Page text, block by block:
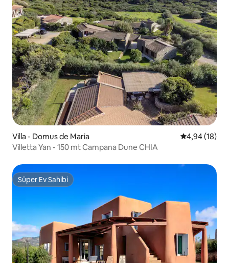
Villa - Domus de Maria 5 üzerinden
4,94 (18)
Villetta Yan - 150 mt Campana Dune CHIA
Süper Ev Sahibi
Süper Ev Sahibi